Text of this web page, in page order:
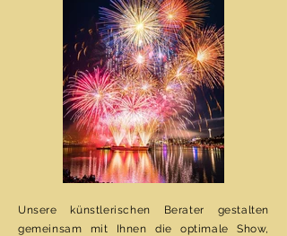
Unsere künstlerischen Berater gestalten
gemeinsam mit Ihnen die optimale Show,